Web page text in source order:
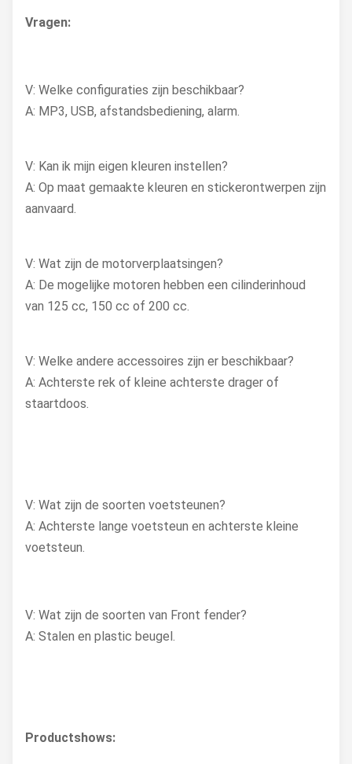
Vragen:
V: Welke configuraties zijn beschikbaar?
A: MP3, USB, afstandsbediening, alarm.
V: Kan ik mijn eigen kleuren instellen?
A: Op maat gemaakte kleuren en stickerontwerpen zijn
aanvaard.
V: Wat zijn de motorverplaatsingen?
A: De mogelijke motoren hebben een cilinderinhoud
van 125 cc, 150 cc of 200 cc.
V: Welke andere accessoires zijn er beschikbaar?
A: Achterste rek of kleine achterste drager of
staartdoos.
V: Wat zijn de soorten voetsteunen?
A: Achterste lange voetsteun en achterste kleine
voetsteun.
V: Wat zijn de soorten van Front fender?
A: Stalen en plastic beugel.
Productshows: